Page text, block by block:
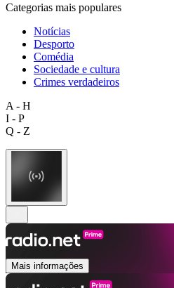
Categorias mais populares
Notícias
Desporto
Comédia
Sociedade e cultura
Crimes verdadeiros
A - H
I - P
Q - Z
Mais informações